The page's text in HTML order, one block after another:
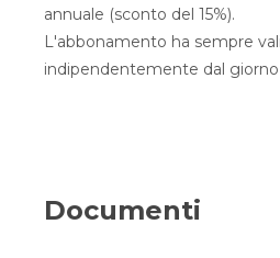
annuale (sconto del 15%).
L'abbonamento ha sempre
indipendentemente dal giorno
Documenti